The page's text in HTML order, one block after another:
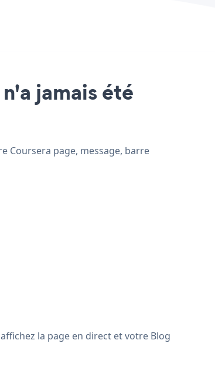
jamais été
Coursera page, message, barre
la page en direct et votre Blog